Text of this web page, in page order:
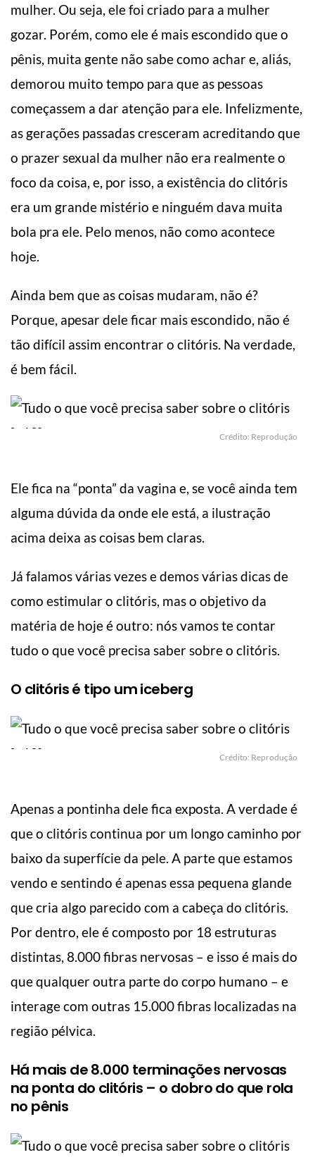
mulher. Ou seja, ele foi criado para a mulher
gozar. Porém, como ele é mais escondido que o
pênis, muita gente não sabe como achar e, aliás,
demorou muito tempo para que as pessoas
começassem a dar atenção para ele. Infelizmente,
as gerações passadas cresceram acreditando que
o prazer sexual da mulher não era realmente o
foco da coisa, e, por isso, a existência do clitóris
era um grande mistério e ninguém dava muita
bola pra ele. Pelo menos, não como acontece
hoje.
Ainda bem que as coisas mudaram, não é?
Porque, apesar dele ficar mais escondido, não é
tão difícil assim encontrar o clitóris. Na verdade,
é bem fácil.
Crédito: Reprodução
Ele fica na “ponta” da vagina e, se você ainda tem
alguma dúvida da onde ele está, a ilustração
acima deixa as coisas bem claras.
Já falamos várias vezes e demos várias dicas de
como estimular o clitóris, mas o objetivo da
matéria de hoje é outro: nós vamos te contar
tudo o que você precisa saber sobre o clitóris.
O clitóris é tipo um iceberg
Crédito: Reprodução
Apenas a pontinha dele fica exposta. A verdade é
que o clitóris continua por um longo caminho por
baixo da superfície da pele. A parte que estamos
vendo e sentindo é apenas essa pequena glande
que cria algo parecido com a cabeça do clitóris.
Por dentro, ele é composto por 18 estruturas
distintas, 8.000 fibras nervosas – e isso é mais do
que qualquer outra parte do corpo humano – e
interage com outras 15.000 fibras localizadas na
região pélvica.
Há mais de 8.000 terminações nervosas
na ponta do clitóris – o dobro do que rola
no pênis